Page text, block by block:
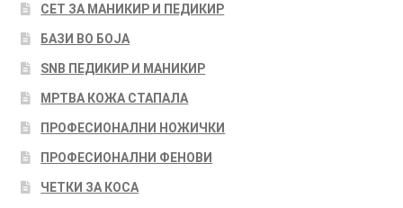
СЕТ ЗА МАНИКИР И ПЕДИКИР
БАЗИ ВО БОЈА
SNB ПЕДИКИР И МАНИКИР
МРТВА КОЖА СТАПАЛА
ПРОФЕСИОНАЛНИ НОЖИЧКИ
ПРОФЕСИОНАЛНИ ФЕНОВИ
ЧЕТКИ ЗА КОСА